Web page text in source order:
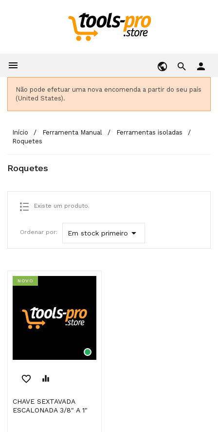
 person
Não pode efetuar uma nova encomenda a partir do seu país
(United States).
Início Ferramenta Manual
Ferramentas isoladas
Roquetes
Roquetes
Existe um produto.
Ordenar por: Em stock primeiro 
NOVO
favorite_border equalizer
CHAVE SEXTAVADA
ESCALONADA 3/8" A 1"